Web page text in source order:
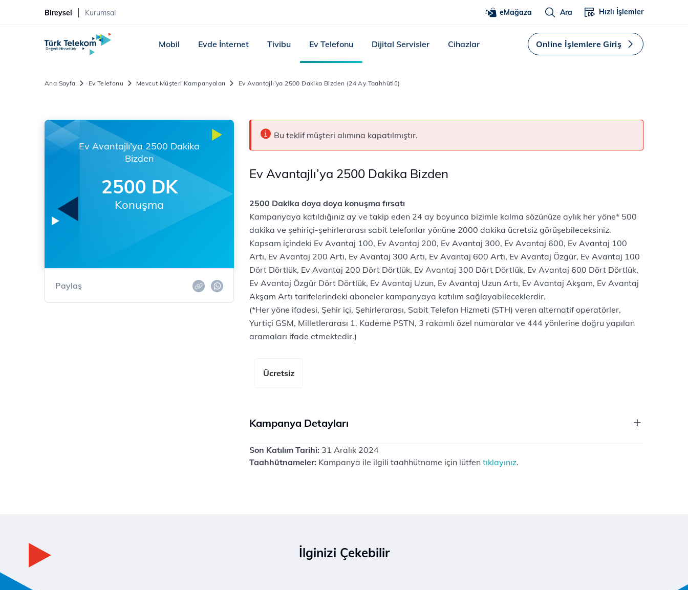
Bireysel Kurumsal eMağaza Ara Hızlı İşlemler
Mobil Evde İnternet Tivibu Ev Telefonu Dijital Servisler Cihazlar Online İşlemlere Giriş
Ana Sayfa Ev Telefonu Mevcut Müşteri Kampanyaları Ev Avantajlı’ya 2500 Dakika Bizden (24 Ay Taahhütlü)
Ev Avantajlı’ya 2500 Dakika
Bizden
2500 DK
Konuşma
Paylaş
Bu teklif müşteri alımına kapatılmıştır.
Ev Avantajlı’ya 2500 Dakika Bizden
2500 Dakika doya doya konuşma fırsatı
Kampanyaya katıldığınız ay ve takip eden 24 ay boyunca bizimle kalma sözünüze aylık her yöne* 500
dakika ve şehiriçi-şehirlerarası sabit telefonlar yönüne 2000 dakika ücretsiz görüşebileceksiniz.
Kapsam içindeki Ev Avantaj 100, Ev Avantaj 200, Ev Avantaj 300, Ev Avantaj 600, Ev Avantaj 100
Artı, Ev Avantaj 200 Artı, Ev Avantaj 300 Artı, Ev Avantaj 600 Artı, Ev Avantaj Özgür, Ev Avantaj 100
Dört Dörtlük, Ev Avantaj 200 Dört Dörtlük, Ev Avantaj 300 Dört Dörtlük, Ev Avantaj 600 Dört Dörtlük,
Ev Avantaj Özgür Dört Dörtlük, Ev Avantaj Uzun, Ev Avantaj Uzun Artı, Ev Avantaj Akşam, Ev Avantaj
Akşam Artı tarifelerindeki aboneler kampanyaya katılım sağlayabileceklerdir.
(*Her yöne ifadesi, Şehir içi, Şehirlerarası, Sabit Telefon Hizmeti (STH) veren alternatif operatörler,
Yurtiçi GSM, Milletlerarası 1. Kademe PSTN, 3 rakamlı özel numaralar ve 444 yönlerine doğru yapılan
aramaları ifade etmektedir.)
Ücretsiz
Kampanya Detayları
Son Katılım Tarihi: 31 Aralık 2024
Taahhütnameler: Kampanya ile ilgili taahhütname için lütfen tıklayınız.
İlginizi Çekebilir